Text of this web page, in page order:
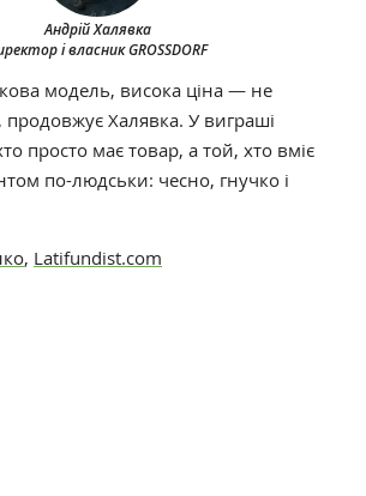
Андрій Халявка
і власник GROSSDORF
модель, висока ціна — не
продовжує Халявка. У виграші
просто має товар, а той, хто вміє
по-людськи: чесно, гнучко і
, Latifundist.com